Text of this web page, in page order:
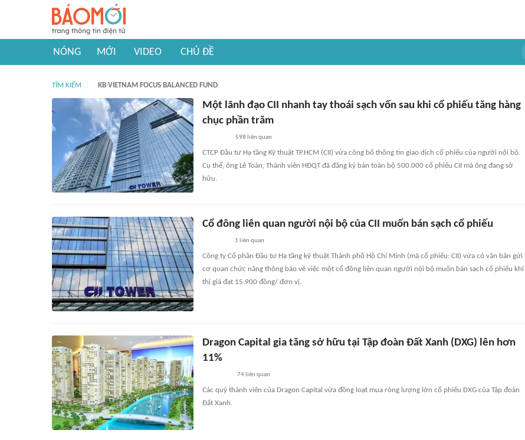
NÓNG MỚI VIDEO CHỦ ĐỀ
TÌM KIẾM KB VIETNAM FOCUS BALANCED FUND
Một lãnh đạo CII nhanh tay thoái sạch vốn sau khi cổ phiếu tăng hàng
chục phần trăm
598 liên quan
CTCP Đầu tư Hạ tầng Kỹ thuật TP.HCM (CII) vừa công bố thông tin giao dịch cổ phiếu của người nội bộ.
Cụ thể, ông Lê Toàn, Thành viên HĐQT đã đăng ký bán toàn bộ 500.000 cổ phiếu CII mà ông đang sở
hữu.
Cổ đông liên quan người nội bộ của CII muốn bán sạch cổ phiếu
1 liên quan
Công ty Cổ phần Đầu tư Hạ tầng kỹ thuật Thành phố Hồ Chí Minh (mã cổ phiếu: CII) vừa có văn bản gửi
cơ quan chức năng thông báo về việc một cổ đông liên quan người nội bộ muốn bán sạch cổ phiếu khi
thị giá đạt 15.900 đồng/ đơn vị.
Dragon Capital gia tăng sở hữu tại Tập đoàn Đất Xanh (DXG) lên hơn
11%
74 liên quan
Các quỹ thành viên của Dragon Capital vừa đồng loạt mua ròng lượng lớn cổ phiếu DXG của Tập đoàn
Đất Xanh.